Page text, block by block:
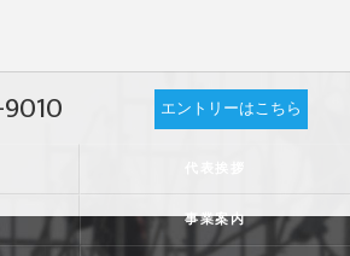
エントリーはこちら
事業案内